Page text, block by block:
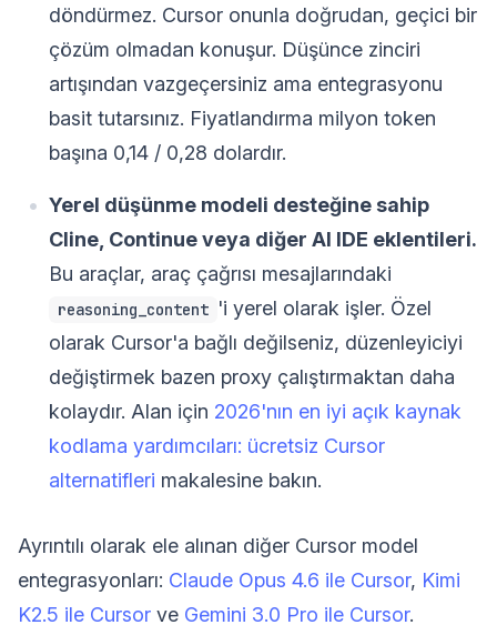
döndürmez. Cursor onunla doğrudan, geçici bir
çözüm olmadan konuşur. Düşünce zinciri
artışından vazgeçersiniz ama entegrasyonu
basit tutarsınız. Fiyatlandırma milyon token
başına 0,14 / 0,28 dolardır.
Yerel düşünme modeli desteğine sahip
Cline, Continue veya diğer AI IDE eklentileri.
Bu araçlar, araç çağrısı mesajlarındaki
reasoning_content 'i yerel olarak işler. Özel
olarak Cursor'a bağlı değilseniz, düzenleyiciyi
değiştirmek bazen proxy çalıştırmaktan daha
kolaydır. Alan için 2026'nın en iyi açık kaynak
kodlama yardımcıları: ücretsiz Cursor
alternatifleri makalesine bakın.
Ayrıntılı olarak ele alınan diğer Cursor model
entegrasyonları: Claude Opus 4.6 ile Cursor, Kimi
K2.5 ile Cursor ve Gemini 3.0 Pro ile Cursor.